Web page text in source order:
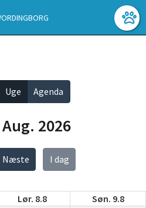
Næste I dag
2026
Uge Agenda
Lør. 8.8
Søn. 9.8